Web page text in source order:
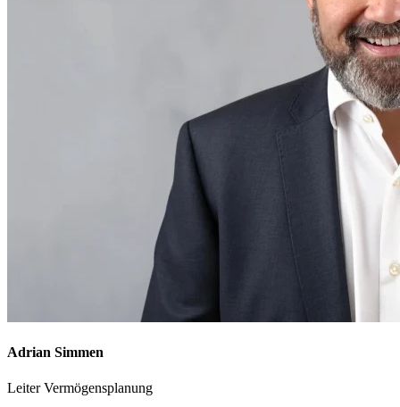
Adrian Simmen
Leiter Vermögensplanung